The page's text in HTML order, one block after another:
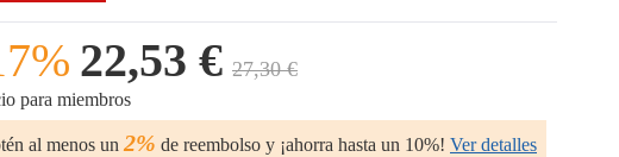
22,53 € 27,30 €
para miembros
al menos un 2% de reembolso y ¡ahorra hasta un 10%! Ver detalles